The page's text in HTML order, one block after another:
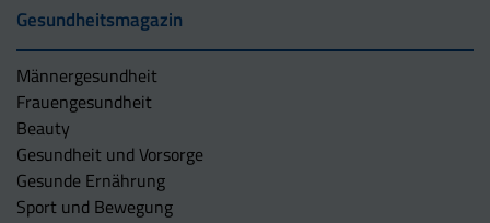
Gesundheitsmagazin
Männergesundheit
Frauengesundheit
Beauty
Gesundheit und Vorsorge
Gesunde Ernährung
Sport und Bewegung